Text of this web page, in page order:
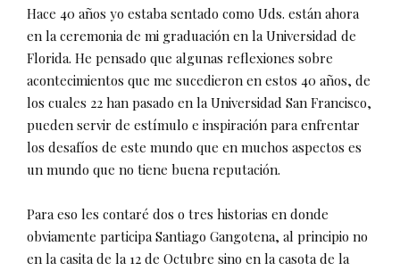
Hace 40 años yo estaba sentado como Uds. están ahora
en la ceremonia de mi graduación en la Universidad de
Florida. He pensado que algunas reflexiones sobre
acontecimientos que me sucedieron en estos 40 años, de
los cuales 22 han pasado en la Universidad San Francisco,
pueden servir de estímulo e inspiración para enfrentar
los desafíos de este mundo que en muchos aspectos es
un mundo que no tiene buena reputación.
Para eso les contaré dos o tres historias en donde
obviamente participa Santiago Gangotena, al principio no
en la casita de la 12 de Octubre sino en la casota de la